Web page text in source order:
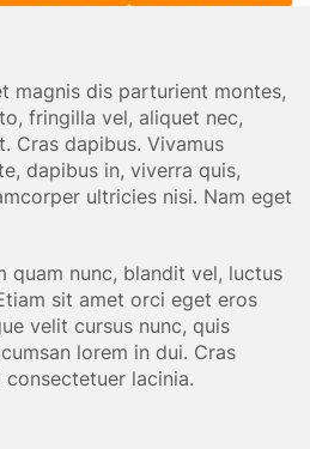
magnis dis parturient montes,
fringilla vel, aliquet nec,
Cras dapibus. Vivamus
dapibus in, viverra quis,
ultricies nisi. Nam eget
quam nunc, blandit vel, luctus
sit amet orci eget eros
velit cursus nunc, quis
lorem in dui. Cras
lacinia.